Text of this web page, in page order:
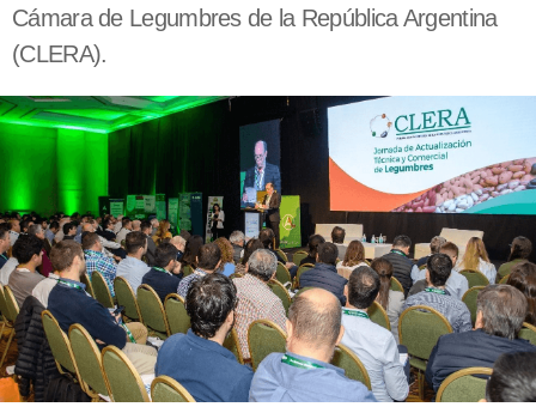
Cámara de Legumbres de la República Argentina
(CLERA).